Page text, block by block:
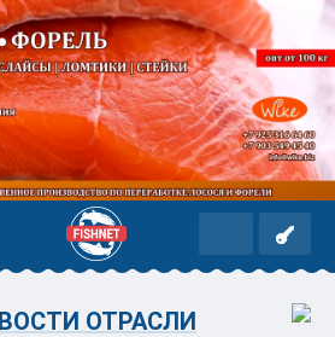
ОТРАСЛИ